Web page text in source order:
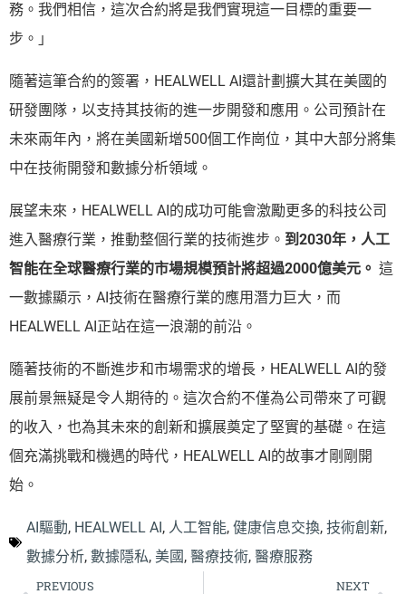
務。我們相信，這次合約將是我們實現這一目標的重要一
步。」
隨著這筆合約的簽署，HEALWELL AI還計劃擴大其在美國的
研發團隊，以支持其技術的進一步開發和應用。公司預計在
未來兩年內，將在美國新增500個工作崗位，其中大部分將集
中在技術開發和數據分析領域。
展望未來，HEALWELL AI的成功可能會激勵更多的科技公司
進入醫療行業，推動整個行業的技術進步。 到2030年，人工
智能在全球醫療行業的市場規模預計將超過2000億美元。 這
一數據顯示，AI技術在醫療行業的應用潛力巨大，而
HEALWELL AI正站在這一浪潮的前沿。
隨著技術的不斷進步和市場需求的增長，HEALWELL AI的發
展前景無疑是令人期待的。這次合約不僅為公司帶來了可觀
的收入，也為其未來的創新和擴展奠定了堅實的基礎。在這
個充滿挑戰和機遇的時代，HEALWELL AI的故事才剛剛開
始。
AI驅動, HEALWELL AI, 人工智能, 健康信息交換, 技術創新,
數據分析, 數據隱私, 美國, 醫療技術, 醫療服務
PREVIOUS NEXT